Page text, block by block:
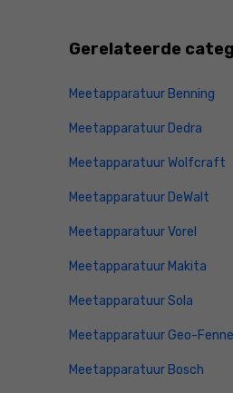
Gerelateerde
Meetapparatuur Benning
Meetapparatuur Dedra
Meetapparatuur Wolfcraft
Meetapparatuur DeWalt
Meetapparatuur Vorel
Meetapparatuur Makita
Meetapparatuur Sola
Meetapparatuur Geo-Fennel
Meetapparatuur Bosch